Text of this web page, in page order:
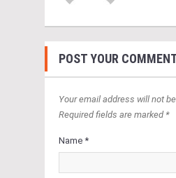
POST YOUR
Your email address will not
Required fields are marked *
Name *